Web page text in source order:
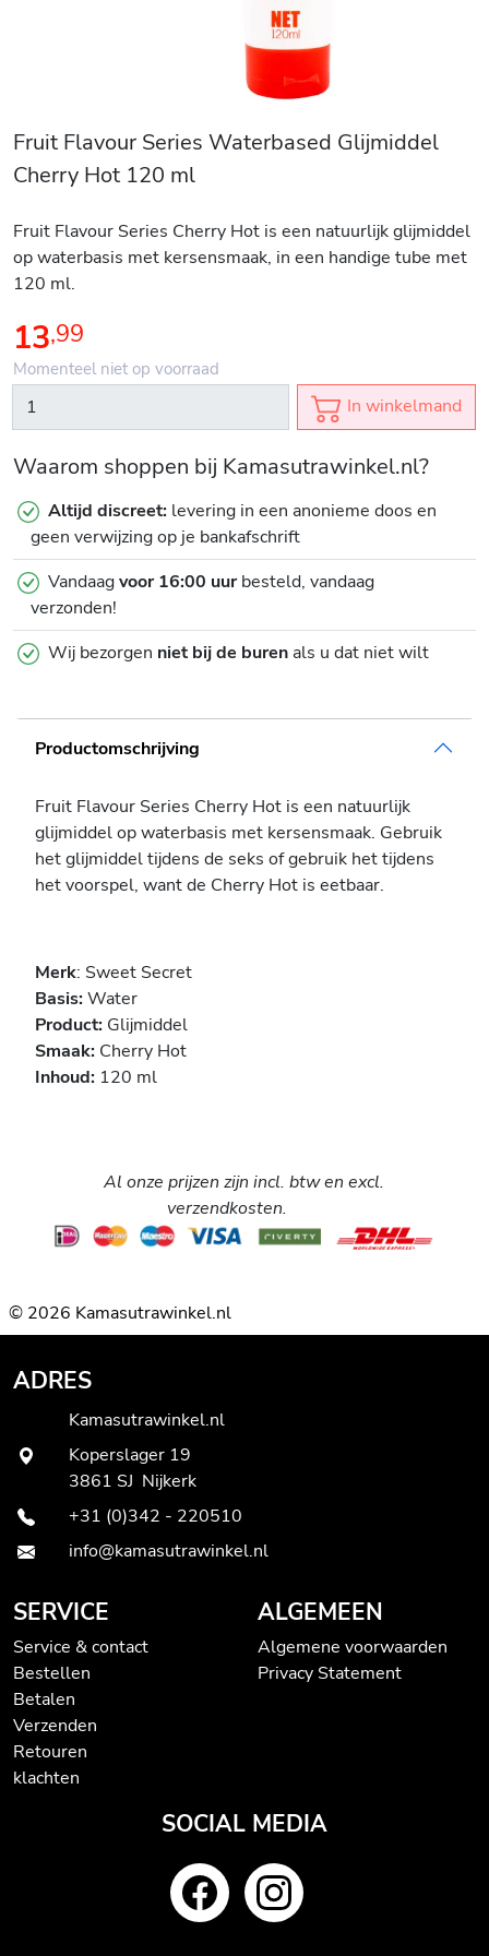
Fruit Flavour Series Waterbased Glijmiddel
Cherry Hot 120 ml
Fruit Flavour Series Cherry Hot is een natuurlijk glijmiddel
op waterbasis met kersensmaak, in een handige tube met
120 ml.
13,99
Momenteel niet op voorraad
In winkelmand
Waarom shoppen bij Kamasutrawinkel.nl?
Altijd discreet: levering in een anonieme doos en
geen verwijzing op je bankafschrift
Vandaagvoor 16:00 uurbesteld, vandaag
verzonden!
Wij bezorgen niet bij de burenals u dat niet wilt
Productomschrijving
Fruit Flavour Series Cherry Hot is een natuurlijk
glijmiddel op waterbasis met kersensmaak. Gebruik
het glijmiddel tijdens de seks of gebruik het tijdens
het voorspel, want de Cherry Hot is eetbaar.
Merk: Sweet Secret
Basis:Water
Product: Glijmiddel
Smaak: Cherry Hot
Inhoud: 120 ml
Al onze prijzen zijn incl. btw en excl.
verzendkosten.
© 2026 Kamasutrawinkel.nl
ADRES
Kamasutrawinkel.nl
Koperslager 19
3861 SJ Nijkerk
+31 (0)342 - 220510
info@kamasutrawinkel.nl
SERVICE
Service & contact
Bestellen
Betalen
Verzenden
Retouren
klachten
ALGEMEEN
Algemene voorwaarden
Privacy Statement
SOCIAL MEDIA